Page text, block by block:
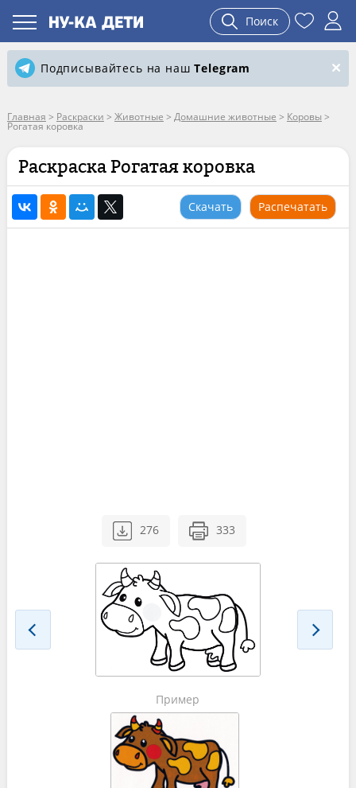
Поиск
Подписывайтесь на нашTelegram
Главная > Раскраски > Животные > Домашние животные > Коровы >
Рогатая коровка
Раскраска Рогатая коровка
Скачать Распечатать
276 333
Пример